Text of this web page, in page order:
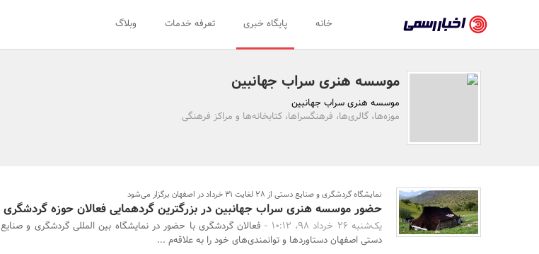
رسمی
اخبار
تایید
سازمان‌ها
و
روابط
خانه پایگاه خبری تعرفه خدمات وبلاگ
موسسه هنری سراب جهانبین
موسسه هنری سراب جهانبین
موزه‌ها، گالری‌ها، فرهنگسراها، کتابخانه‌ها و مراکز فرهنگی
نمایشگاه گردشگری و صنایع دستی از 28 لغایت 31 خرداد در اصفهان برگزار می‌شود
حضور موسسه هنری سراب جهانبین در بزرگترین گردهمایی فعالان حوزه گردشگری
یک‌شنبه 26 خرداد 98، 10:12 -
فعالان گردشگری با حضور در نمایشگاه بین المللی گردشگری و صنایع
دستی اصفهان دستاوردها و توانمندی‌های خود را به علاقه‌م ...